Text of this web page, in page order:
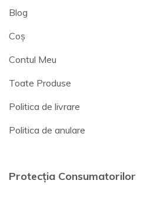
Blog
Coș
Contul Meu
Toate Produse
Politica de livrare
Politica de anulare
Protecția Consumatorilor